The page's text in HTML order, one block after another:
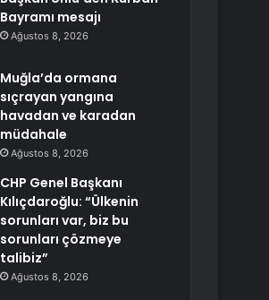
Bayramı mesajı
Ağustos 8, 2026
Muğla’da ormana
sıçrayan yangına
havadan ve karadan
müdahale
Ağustos 8, 2026
CHP Genel Başkanı
Kılıçdaroğlu: “Ülkenin
sorunları var, biz bu
sorunları çözmeye
talibiz”
Ağustos 8, 2026